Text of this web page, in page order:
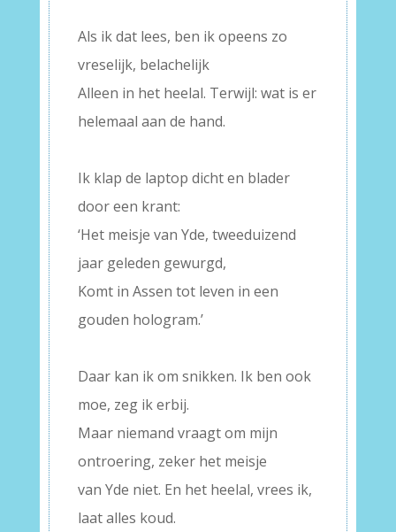
Als ik dat lees, ben ik opeens zo
vreselijk, belachelijk
Alleen in het heelal. Terwijl: wat is er
helemaal aan de hand.
Ik klap de laptop dicht en blader
door een krant:
‘Het meisje van Yde, tweeduizend
jaar geleden gewurgd,
Komt in Assen tot leven in een
gouden hologram.’
Daar kan ik om snikken. Ik ben ook
moe, zeg ik erbij.
Maar niemand vraagt om mijn
ontroering, zeker het meisje
van Yde niet. En het heelal, vrees ik,
laat alles koud.